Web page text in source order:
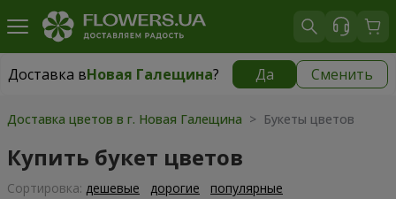
Доставка вНовая Галещина? Да Сменить
Доставка вНовая Галещина|бесплатно
Доставка цветов в г. Новая Галещина > Букеты цветов
Купить букет цветов
Cортировка: дешевые дорогие популярные